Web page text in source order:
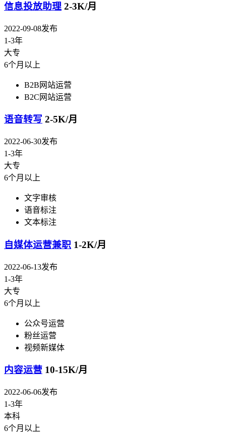
信息投放助理 2-3K/月
2022-09-08发布
1-3年
大专
6个月以上
B2B网站运营
B2C网站运营
语音转写 2-5K/月
2022-06-30发布
1-3年
大专
6个月以上
文字审核
语音标注
文本标注
自媒体运营兼职 1-2K/月
2022-06-13发布
1-3年
大专
6个月以上
公众号运营
粉丝运营
视频新媒体
内容运营 10-15K/月
2022-06-06发布
1-3年
本科
6个月以上